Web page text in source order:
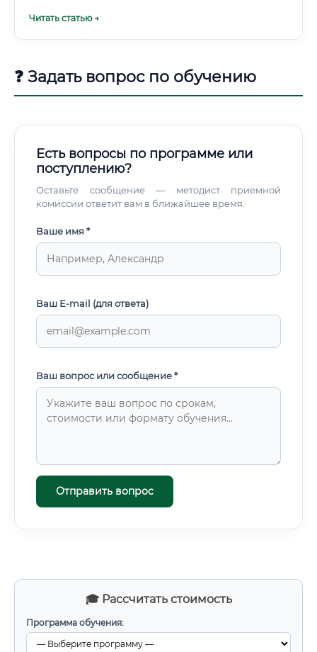
🎓 Рассчитать стоимость
Программа обучения:
Читать статью →
❓ Задать вопрос по обучению
Есть вопросы по программе или
поступлению?
Оставьте сообщение — методист приемной
комиссии ответит вам в ближайшее время.
Ваше имя *
Ваш E-mail (для ответа)
Ваш вопрос или сообщение *
Отправить вопрос